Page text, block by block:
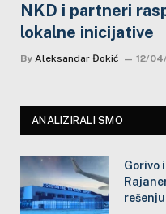
NKD i partneri
lokalne inicijative
By Aleksandar Đokić 12/
ANALIZIRALI SMO
Gorivo
rešenju